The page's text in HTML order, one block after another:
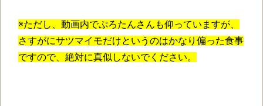
※ただし、動画内でぷろたんさんも仰っていますが、
さすがにサツマイモだけというのはかなり偏った食事
ですので、絶対に真似しないでください。